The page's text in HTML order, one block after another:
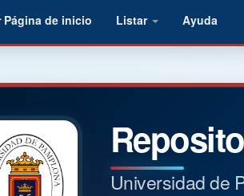
Página de inicio Listar Ayuda
Universidad de